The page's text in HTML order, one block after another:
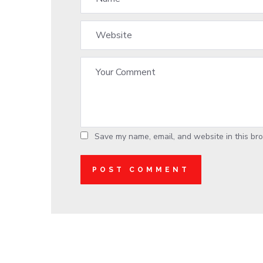
Save my name, email, and website in this